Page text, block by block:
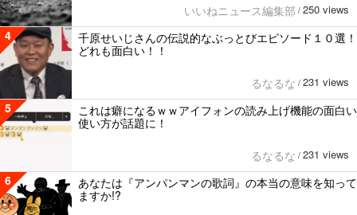
いいねニュース編集部 / 250 views
4
千原せいじさんの伝説的なぶっとびエピソード１０選！
どれも面白い！！
るなるな / 231 views
5
これは癖になるｗｗアイフォンの読み上げ機能の面白い
使い方が話題に！
るなるな / 231 views
6
あなたは『アンパンマンの歌詞』の本当の意味を知って
ますか!?